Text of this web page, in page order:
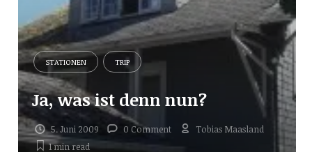
STATIONEN TRIP
Ja, was ist denn nun?
5. Juni 2009 0 Comment
Tobias Maasland
1 minread